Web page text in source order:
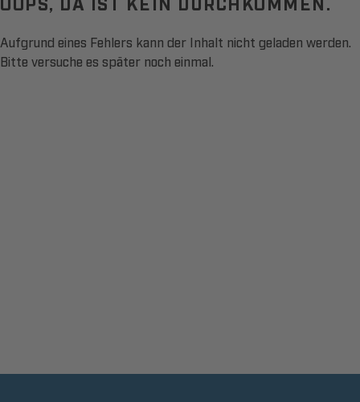
Aufgrund eines Fehlers kann der Inhalt nicht geladen werden.
Bitte versuche es später noch einmal.